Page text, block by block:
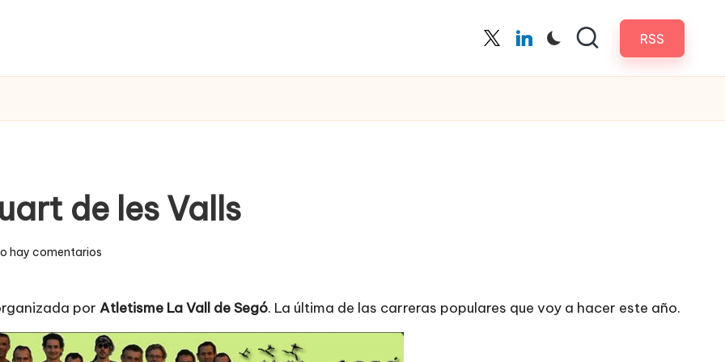
TwitterLinkedin RSS
de les Valls
hay comentarios
por Atletisme La Vall de Segó. La última de las carreras populares que voy a hacer este año.